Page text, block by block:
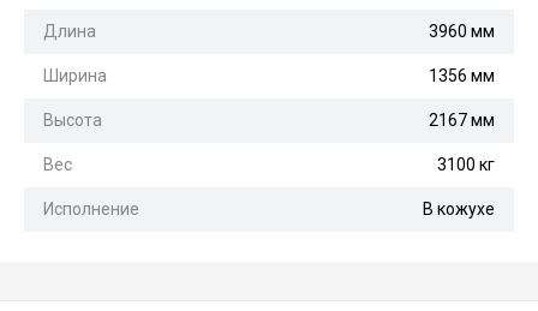
Длина 3960 мм
Ширина 1356 мм
Высота 2167 мм
Вес 3100 кг
Исполнение В кожухе